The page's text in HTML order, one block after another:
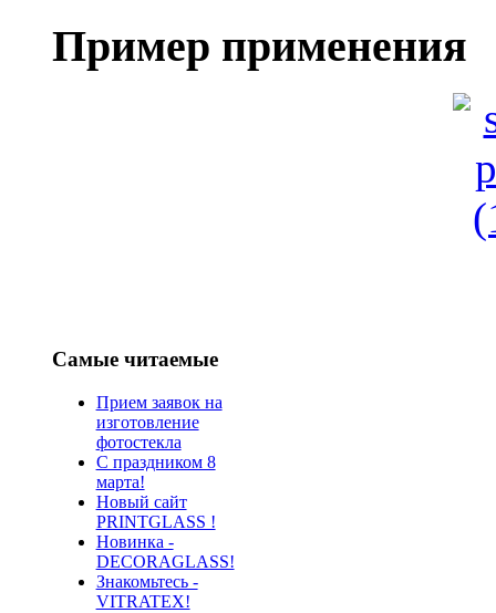
Пример применения
Самые читаемые
Прием заявок на
изготовление
фотостекла
С праздником 8
марта!
Новый сайт
PRINTGLASS !
Новинка -
DECORAGLASS!
Знакомьтесь -
VITRATEX!